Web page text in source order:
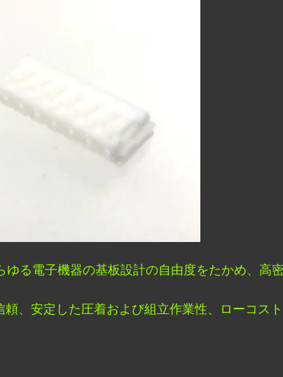
ゆる電子機器の基板設計の自由度をたかめ、高
、安定した圧着および組立作業性、ローコス